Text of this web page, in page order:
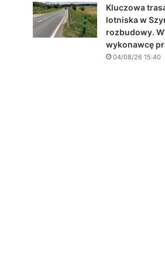
Kluczowa
lotniska w
rozbudowy.
wykonawcę
04/08/26 15:40